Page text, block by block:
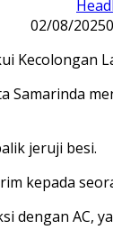
02/08/2025
Samarinda
jeruji besi.
kepada
dengan AC,